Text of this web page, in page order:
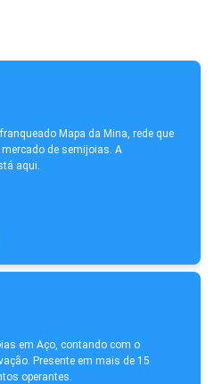
Mapa da Mina, rede que
de semijoias. A
aqui.
em Aço, contando com o
Presente em mais de 15
operantes.